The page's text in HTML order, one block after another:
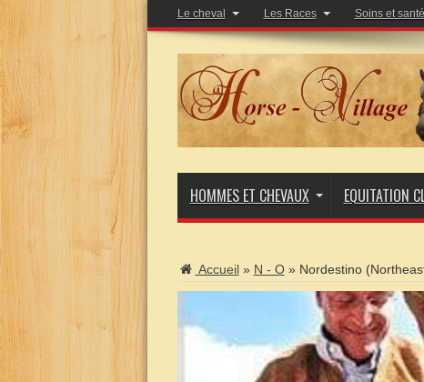
Le cheval Les Races Soins et santé
HOMMES ET CHEVAUX EQUITATION
Accueil » N - O » Nordestino